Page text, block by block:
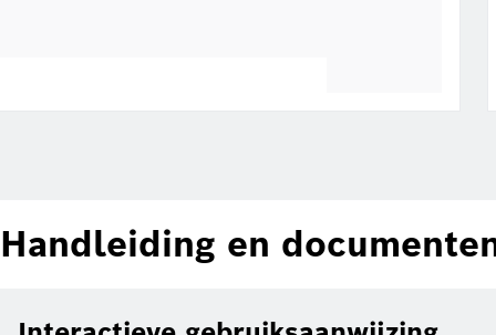
Handleiding en